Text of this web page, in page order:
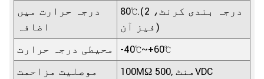
درجہ حرارت میں
اضافہ
80℃.(درجہ بندی کرنٹ، 2
فیز آن)
محیطی درجہ حرارت
-40℃~+60℃
موصلیت مزاحمت
100MΩ منٹ ,500VDC